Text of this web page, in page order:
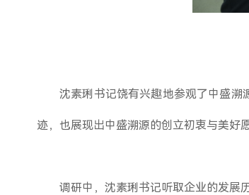
沈素琍书记饶有兴趣地参观了中盛溯
迹，也展现出中盛溯源的创立初衷与美好愿
调研中，沈素琍书记听取企业的发展